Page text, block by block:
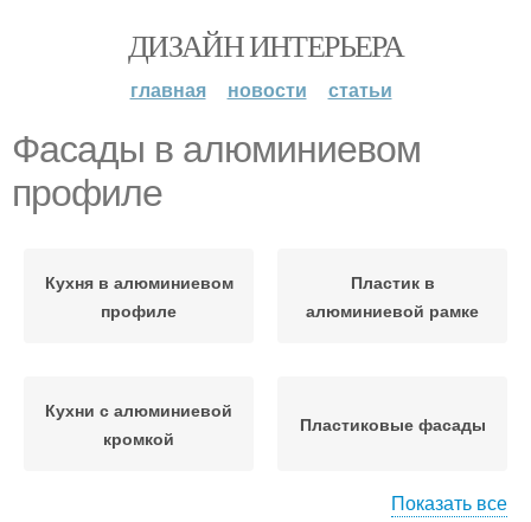
ДИЗАЙН ИНТЕРЬЕРА
главная новости статьи
Фасады в алюминиевом
профиле
Кухня в алюминиевом
профиле
Пластик в
алюминиевой рамке
Кухни с алюминиевой
кромкой
Пластиковые фасады
Показать все